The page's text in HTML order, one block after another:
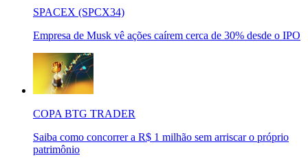
SPACEX (SPCX34)
Empresa de Musk vê ações caírem cerca de 30% desde o IPO
COPA BTG TRADER
Saiba como concorrer a R$ 1 milhão sem arriscar o próprio
patrimônio